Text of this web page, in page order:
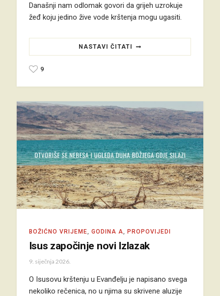
Današnji nam odlomak govori da grijeh uzrokuje
žeđ koju jedino žive vode krštenja mogu ugasiti.
NASTAVI ČITATI
9
BOŽIĆNO VRIJEME GODINA A PROPOVIJEDI
Isus započinje novi Izlazak
9. siječnja 2026.
O Isusovu krštenju u Evanđelju je napisano svega
nekoliko rečenica, no u njima su skrivene aluzije